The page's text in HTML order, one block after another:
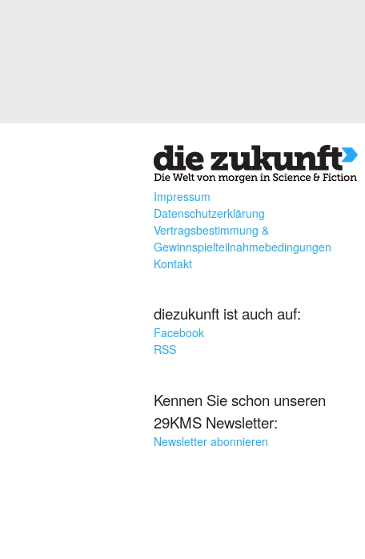
Impressum
Datenschutzerklärung
Vertragsbestimmung &
Gewinnspielteilnahmebedingungen
Kontakt
diezukunft ist auch auf:
Facebook
RSS
Kennen Sie schon unseren
29KMS Newsletter:
Newsletter abonnieren